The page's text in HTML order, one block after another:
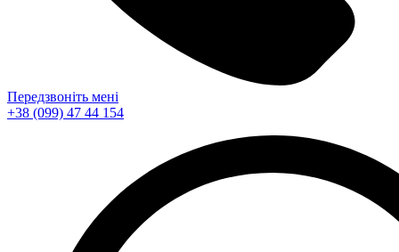
Передзвоніть мені
+38 (099) 47 44 154